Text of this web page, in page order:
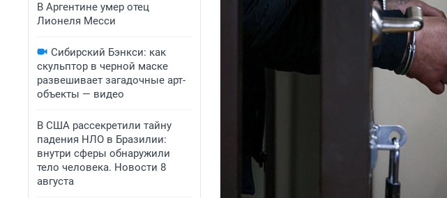
В Аргентине умер отец
Лионеля Месси
Сибирский Бэнкси: как
скульптор в черной маске
развешивает загадочные арт-
объекты — видео
В США рассекретили тайну
падения НЛО в Бразилии:
внутри сферы обнаружили
тело человека. Новости 8
августа